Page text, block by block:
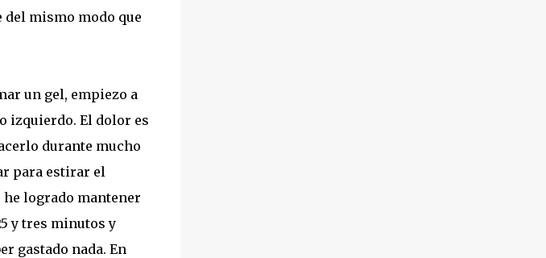
mismo modo que
un gel, empiezo a
izquierdo. El dolor es
durante mucho
para estirar el
he logrado mantener
y tres minutos y
gastado nada. En